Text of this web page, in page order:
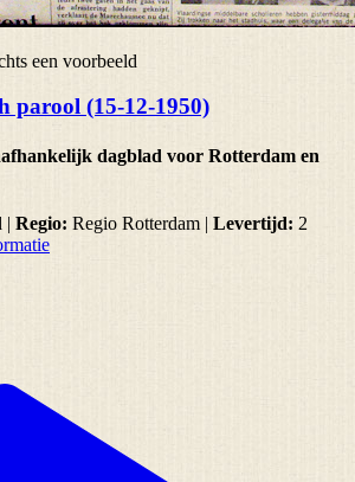
een voorbeeld
parool (15-12-1950)
dagblad voor Rotterdam en
| Regio: Regio Rotterdam | Levertijd: 2